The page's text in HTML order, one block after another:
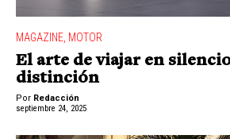
MAGAZINE MOTOR
El arte de viajar en
distinción
Por Redacción
septiembre 24, 2025